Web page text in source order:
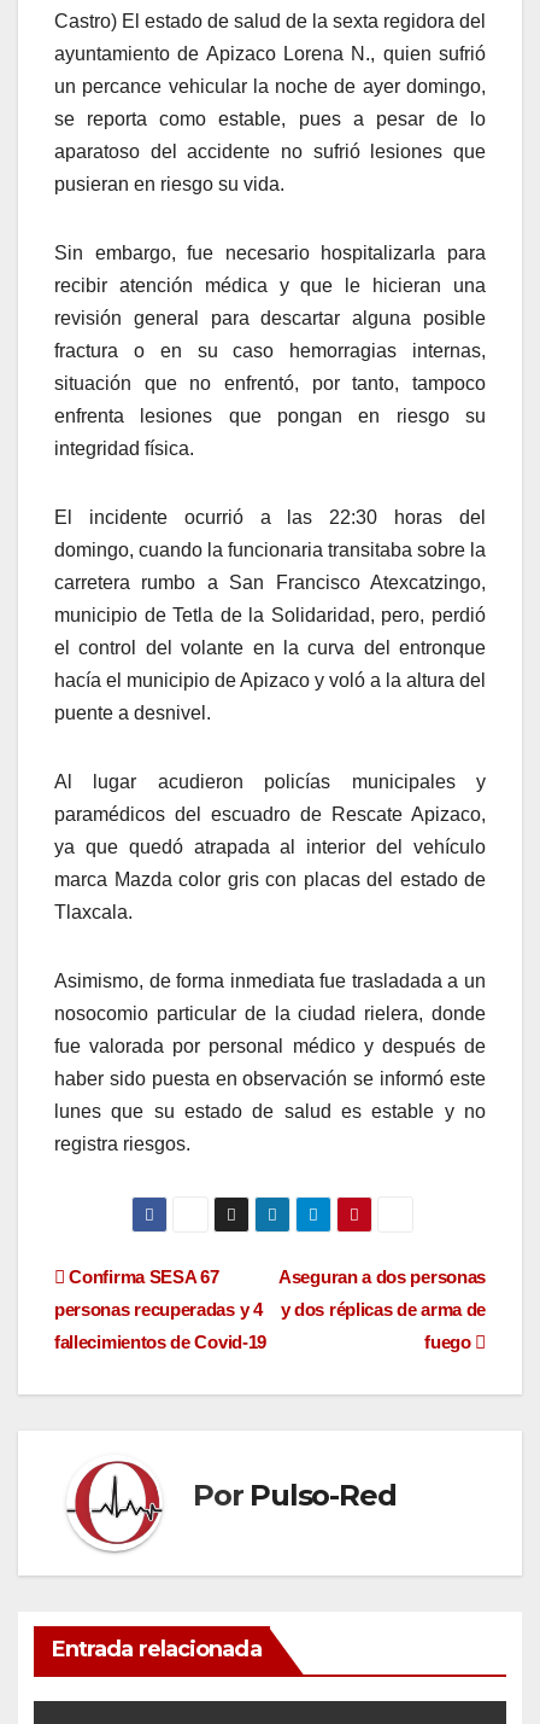
Castro) El estado de salud de la sexta regidora del
ayuntamiento de Apizaco Lorena N., quien sufrió
un percance vehicular la noche de ayer domingo,
se reporta como estable, pues a pesar de lo
aparatoso del accidente no sufrió lesiones que
pusieran en riesgo su vida.
Sin embargo, fue necesario hospitalizarla para
recibir atención médica y que le hicieran una
revisión general para descartar alguna posible
fractura o en su caso hemorragias internas,
situación que no enfrentó, por tanto, tampoco
enfrenta lesiones que pongan en riesgo su
integridad física.
El incidente ocurrió a las 22:30 horas del
domingo, cuando la funcionaria transitaba sobre la
carretera rumbo a San Francisco Atexcatzingo,
municipio de Tetla de la Solidaridad, pero, perdió
el control del volante en la curva del entronque
hacía el municipio de Apizaco y voló a la altura del
puente a desnivel.
Al lugar acudieron policías municipales y
paramédicos del escuadro de Rescate Apizaco,
ya que quedó atrapada al interior del vehículo
marca Mazda color gris con placas del estado de
Tlaxcala.
Asimismo, de forma inmediata fue trasladada a un
nosocomio particular de la ciudad rielera, donde
fue valorada por personal médico y después de
haber sido puesta en observación se informó este
lunes que su estado de salud es estable y no
registra riesgos.
Navegación
de
entradas
Aseguran a dos personas
y dos réplicas de arma de
fuego
Confirma SESA 67
personas recuperadas y 4
fallecimientos de Covid-19
Por Pulso-Red
Entrada relacionada